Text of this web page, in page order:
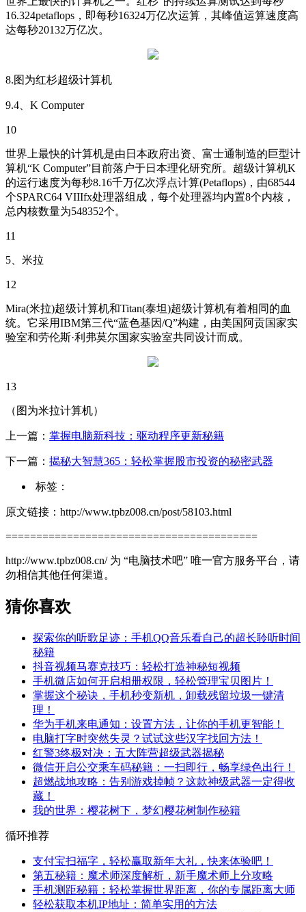
16.324petaflops，即每秒16324万亿次运算，其峰值运算速度高
达每秒20132万亿次。
8.图为红杉超级计算机
9.4、K Computer
10
世界上最快的计算机是由日本政府出资、富士通制造的巨型计
算机“K Computer”目前落户于日本理化研究所。超级计算机K
的运行速度为每秒8.16千万亿次浮点计算(Petaflops)，由68544
个SPARC64 VIIIfx处理器组成，每个处理器均内置8个内核，
总内核数量为548352个。
11
5、米拉
12
Mira(米拉)超级计算机和Titan(泰坦)超级计算机有着相同的血
统。它采用IBM第三代“蓝色基因/Q”构建，由美国阿贡国家实
验室和劳伦斯·利弗莫尔国家实验室共同设计而成。
13
（图为米拉计算机）
上一篇： 掌握电脑新科技：驱动程序更新秘籍
下一篇： 揭秘大智慧365：轻松掌握股市投资的秘密武器
标签：
原文链接：http://www.tpbz008.cn/post/58103.html
=========================================
http://www.tpbz008.cn/ 为 “电脑技术吧” 唯一官方服务平台，请
勿相信其他任何渠道。
猜你喜欢
探索你的听歌足迹：手机QQ音乐看自己的超长聆听时间
秘籍
抖音视频马赛克技巧：轻松打造神秘短视频
手机微店如何开启相册权限，轻松管理宝贝图片！
掌握这个秘诀，手机秒变新机，卸载残留垃圾一键清
理！
华为手机来电通知：设置方法，让你的手机更智能！
电脑打字时突然失灵？试试这些汉字找回方法！
红警3终极对决：五大阵营超级武器揭秘
微信开启公交乘车码秘籍：一扫即行，畅享绿色出行！
超燃战地攻略：告别游戏掉帧？这款神级武器一定得收
藏！
我的世界：樱花树下，梦幻樱花树制作秘籍
循环推荐
支付宝扫福字，轻松赢取新年大礼，快来体验吧！
第五秘籍：魔术师深度解析，新手魔术师上分攻略
手机测距秘籍：轻松掌握世界距离，你的专属距离大师
轻松获取本机IP地址：简单实用的方法